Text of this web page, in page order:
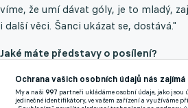
víme, že umí dávat góly, je to mladý,
i další věci. Šanci ukázat se, dostává."
Jaké máte představy o posílení?
"Chtěli bychom posilu do každé řady.
Látal odejde, tak hledáme hráče na
Ochrana vašich osobních údajů nás zajímá
My a naši997 partneři ukládáme osobní údaje, jako jsou
jedinečné identifikátory, ve vašem zařízení a využíváme